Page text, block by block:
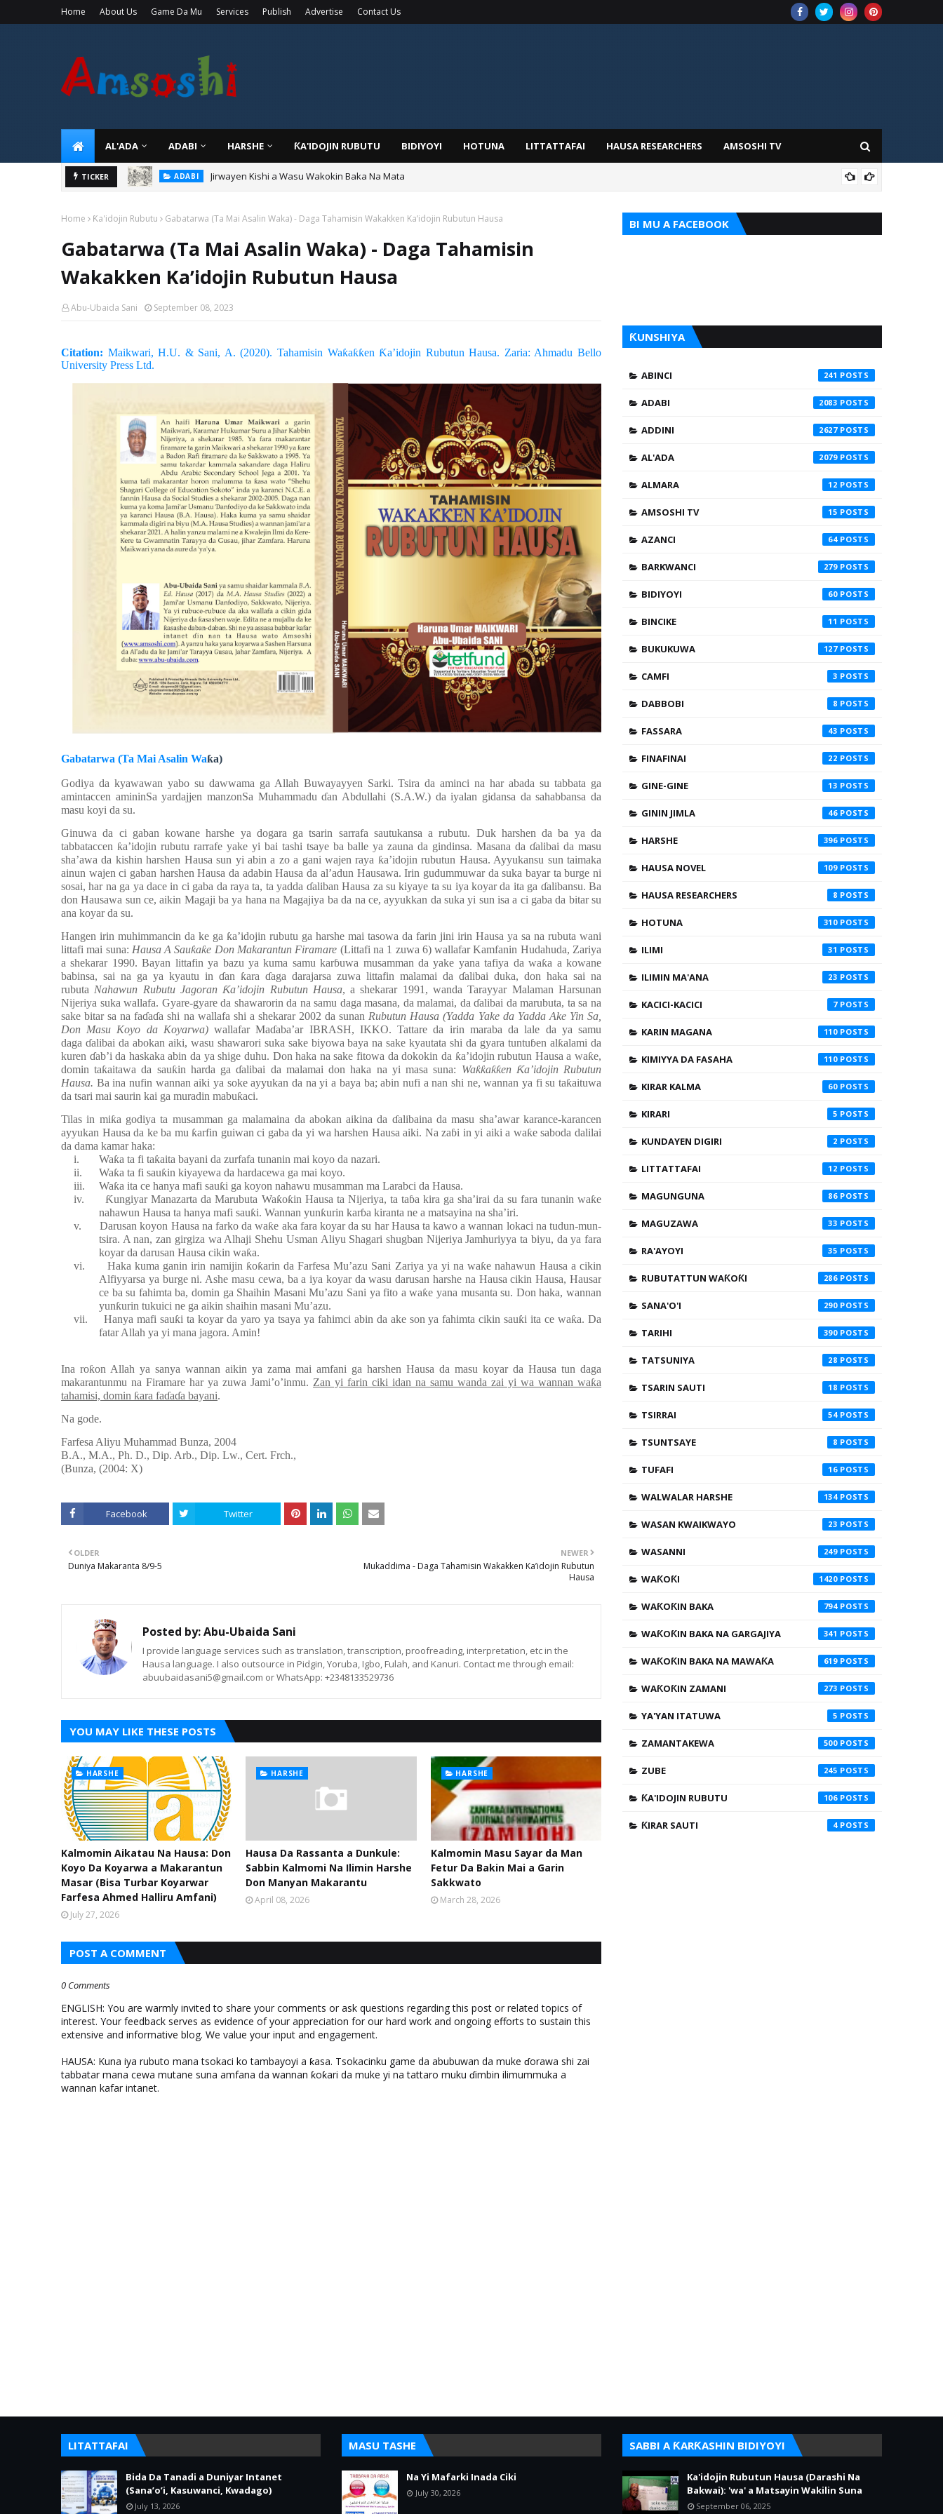
Home About Us Game Da Mu Services Publish Advertise Contact Us
AL'ADA ADABI HARSHE ƘA'IDOJIN RUBUTU BIDIYOYI HOTUNA LITTATTAFAI HAUSA RESEARCHERS AMSOSHI TV
TICKER TARIHI Sarkin Gummi Na Sha Biyar: Sarkin Mafaran Gummi Justice Lawal Hassan
Home Ƙa'idojin Rubutu Gabatarwa (Ta Mai Asalin Waka) - Daga Tahamisin Wakakken Ka’idojin Rubutun Hausa
Gabatarwa (Ta Mai Asalin Waka) - Daga Tahamisin
Wakakken Ka’idojin Rubutun Hausa
Abu-Ubaida Sani September 08, 2023
Citation: Maikwari, H.U. & Sani, A. (2020). Tahamisin Waƙaƙƙen Ƙa’idojin Rubutun Hausa. Zaria: Ahmadu Bello
University Press Ltd.
Gabatarwa (Ta Mai Asalin Waƙa)
Godiya da kyawawan yabo su dawwama ga Allah Buwayayyen Sarki. Tsira da aminci na har abada su tabbata ga
amintaccen amininSa yardajjen manzonSa Muhammaduɗan Abdullahi (S.A.W.) da iyalan gidansa da sahabbansa da
masu koyi da su.
Ginuwa da ci gaban kowane harshe ya dogara ga tsarin sarrafa sautukansa a rubutu. Duk harshen da ba ya da
tabbataccen ƙa’idojin rubutu rarrafe yake yi bai tashi tsaye ba balle ya zauna da gindinsa. Masana daɗalibai da masu
sha’awa da kishin harshen Hausa sun yi abin a zo a gani wajen raya ƙa’idojin rubutun Hausa. Ayyukansu sun taimaka
ainun wajen ci gaban harshen Hausa da adabin Hausa da al’adun Hausawa. Irin gudummuwar da suka bayar ta burge ni
sosai, har na ga ya dace in ci gaba da raya ta, ta yadda ɗaliban Hausa za su kiyaye ta su iya koyar da ita ga ɗalibansu. Ba
don Hausawa sun ce, aikin Magaji ba ya hana na Magajiya ba da na ce, ayyukkan da suka yi sun isa a ci gaba da bitar su
ana koyar da su.
Hangen irin muhimmancin da ke ga ƙa’idojin rubutu ga harshe mai tasowa da farin jini irin Hausa ya sa na rubuta wani
littafi mai suna: Hausa A Sauƙaƙe Don Makarantun Firamare (Littafi na 1 zuwa 6) wallafar Kamfanin Hudahuda, Zariya
a shekarar 1990. Bayan littafin ya bazu ya kuma samu karɓuwa musamman da yake yana tafiya da waƙa a kowane
babinsa, sai na ga ya kyautu in ɗan ƙara ɗaga darajarsa zuwa littafin malamai da ɗalibai duka, don haka sai na
rubuta Nahawun Rubutu Jagoran Ƙa’idojin Rubutun Hausa, a shekarar 1991, wanda Tarayyar Malaman Harsunan
Nijeriya suka wallafa. Gyare-gyare da shawarorin da na samu daga masana, da malamai, daɗalibai da marubuta, ta sa na
sake bitar sa na faɗaɗa shi na wallafa shi a shekarar 2002 da sunan Rubutun Hausa (Yadda Yake da Yadda Ake Yin Sa,
Don Masu Koyo da Koyarwa)wallafar Maɗaba’ar IBRASH, IKKO. Tattare da irin maraba da lale da ya samu
daga ɗalibai da abokan aiki, wasu shawarori suka sake biyowa baya na sake kyautata shi da gyara tuntuɓen alƙalami da
kuren ɗab’i da haskaka abin da ya shige duhu. Don haka na sake fitowa da dokokin da ƙa’idojin rubutun Hausa a waƙe,
domin taƙaitawa da sauƙin harda gaɗalibai da malamai don haka na yi masa suna: Waƙƙaƙƙen Ƙa’idojin Rubutun
Hausa. Ba ina nufin wannan aiki ya soke ayyukan da na yi a baya ba; abin nufi a nan shi ne, wannan ya fi su taƙaituwa
da tsari mai saurin kai ga muradin mabuƙaci.
Tilas in miƙa godiya ta musamman ga malamaina da abokan aikina da ɗalibaina da masu sha’awar karance-karancen
ayyukan Hausa da ke ba mu ƙarfin guiwan ci gaba da yi wa harshen Hausa aiki. Na zaɓi in yi aiki a waƙe saboda dalilai
da dama kamar haka:
i.
Waƙa ta fi taƙaita bayani da zurfafa tunanin mai koyo da nazari.
ii.
Waƙa ta fi sauƙin kiyayewa da hardacewa ga mai koyo.
iii.
Waƙa ita ce hanya mafi sauƙi ga koyon nahawu musamman ma Larabci da Hausa.
iv.
Ƙungiyar Manazarta da Marubuta Waƙoƙin Hausa ta Nijeriya, ta taɓa kira ga sha’irai da su fara tunanin waƙe
nahawun Hausa ta hanya mafi sauƙi. Wannan yunƙurin karɓa kiranta ne a matsayina na sha’iri.
v.
Darusan koyon Hausa na farko da waƙe aka fara koyar da su har Hausa ta kawo a wannan lokaci na tudun-mun-
tsira. A nan, zan girgiza wa Alhaji Shehu Usman Aliyu Shagari shugban Nijeriya Jamhuriyya ta biyu, da ya fara
koyar da darusan Hausa cikin waƙa.
vi.
Haka kuma ganin irin namijin ƙoƙarin da Farfesa Mu’azu Sani Zariya ya yi na waƙe nahawun Hausa a cikin
Alfiyyarsa ya burge ni. Ashe masu cewa, ba a iya koyar da wasu darusan harshe na Hausa cikin Hausa, Hausar
ce ba su fahimta ba, domin ga Shaihin Masani Mu’azu Sani ya fito a waƙe yana musanta su. Don haka, wannan
yunƙurin tukuici ne ga aikin shaihin masani Mu’azu.
vii.
Hanya mafi sauƙi ta koyar da yaro ya tsaya ya fahimci abin da ake son ya fahimta cikin sauƙi ita ce waƙa. Da
fatar Allah ya yi mana jagora. Amin!
Ina roƙon Allah ya sanya wannan aikin ya zama mai amfani ga harshen Hausa da masu koyar da Hausa tun daga
makarantunmu na Firamare har ya zuwa Jami’o’inmu. Zan yi farin ciki idan na samu wanda zai yi wa wannan waƙa
tahamisi, domin ƙara faɗaɗa bayani.
Na gode.
Farfesa Aliyu Muhammad Bunza, 2004
B.A., M.A., Ph. D., Dip. Arb., Dip. Lw., Cert. Frch.,
(Bunza, (2004: X)
Facebook Twitter
NEWER
Mukaddima - Daga Tahamisin Wakakken Ka’idojin Rubutun
Hausa
OLDER
Duniya Makaranta 8/9-5
Posted by:Abu-Ubaida Sani
I provide language services such as translation, transcription, proofreading, interpretation, etc in the
Hausa language. I also outsource in Pidgin, Yoruba, Igbo, Fulah, and Kanuri. Contact me through email:
abuubaidasani5@gmail.com or WhatsApp: +2348133529736
YOU MAY LIKE THESE POSTS
HARSHE
Kalmomin Aikatau Na Hausa: Don
Koyo Da Koyarwa a Makarantun
Masar (Bisa Turbar Koyarwar
Farfesa Ahmed Halliru Amfani)
July 27, 2026
HARSHE
Hausa Da Rassanta a Dunkule:
Sabbin Kalmomi Na Ilimin Harshe
Don Manyan Makarantu
April 08, 2026
HARSHE
Kalmomin Masu Sayar da Man
Fetur Da Bakin Mai a Garin
Sakkwato
March 28, 2026
POST A COMMENT
0 Comments
ENGLISH: You are warmly invited to share your comments or ask questions regarding this post or related topics of
interest. Your feedback serves as evidence of your appreciation for our hard work and ongoing efforts to sustain this
extensive and informative blog. We value your input and engagement.
HAUSA: Kuna iya rubuto mana tsokaci ko tambayoyi a ƙasa. Tsokacinku game da abubuwan da muke ɗorawa shi zai
tabbatar mana cewa mutane suna amfana da wannan ƙoƙari da muke yi na tattaro muku ɗimbin ilimummuka a
wannan kafar intanet.
BI MU A FACEBOOK
ƘUNSHIYA
ABINCI 241
ADABI 2083
ADDINI 2627
AL'ADA 2079
ALMARA 12
AMSOSHI TV 15
AZANCI 64
BARKWANCI 279
BIDIYOYI 60
BINCIKE 11
BUKUKUWA 127
CAMFI 3
DABBOBI 8
FASSARA 43
FINAFINAI 22
GINE-GINE 13
GININ JIMLA 46
HARSHE 396
HAUSA NOVEL 109
HAUSA RESEARCHERS 8
HOTUNA 310
ILIMI 31
ILIMIN MA'ANA 23
KACICI-KACICI 7
KARIN MAGANA 110
KIMIYYA DA FASAHA 110
KIRAR KALMA 60
KIRARI 5
KUNDAYEN DIGIRI 2
LITTATTAFAI 12
MAGUNGUNA 86
MAGUZAWA 33
RA'AYOYI 35
RUBUTATTUN WAƘOƘI 286
SANA'O'I 290
TARIHI 390
TATSUNIYA 28
TSARIN SAUTI 18
TSIRRAI 54
TSUNTSAYE 8
TUFAFI 16
WALWALAR HARSHE 134
WASAN KWAIKWAYO 23
WASANNI 249
WAƘOƘI 1420
WAƘOƘIN BAKA 794
WAƘOƘIN BAKA NA GARGAJIYA 341
WAƘOƘIN BAKA NA MAWAƘA 619
WAƘOƘIN ZAMANI 273
YA'YAN ITATUWA 5
ZAMANTAKEWA 500
ZUBE 245
ƘA'IDOJIN RUBUTU 106
ƘIRAR SAUTI 4
LITATTAFAI
Bida Da Tanadi a Duniyar Intanet
(Sana’o’i, Kasuwanci, Kwadago)
July 13, 2026
MASU TASHE
Na Yi Mafarki Inada Ciki
July 30, 2026
SABBI A ƘARƘASHIN BIDIYOYI
Ka'idojin Rubutun Hausa (Darashi Na
Bakwai): 'wa' a Matsayin Wakilin Suna
September 06, 2025